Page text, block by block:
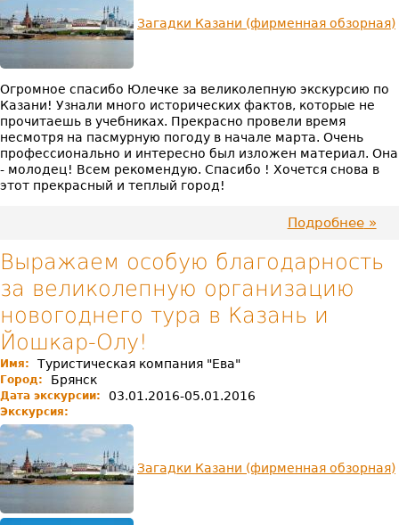
Загадки Казани (фирменная обзорная)
Огромное спасибо Юлечке за великолепную экскурсию по
Казани! Узнали много исторических фактов, которые не
прочитаешь в учебниках. Прекрасно провели время
несмотря на пасмурную погоду в начале марта. Очень
профессионально и интересно был изложен материал. Она
- молодец! Всем рекомендую. Спасибо ! Хочется снова в
этот прекрасный и теплый город!
Подробнеепро
был
Выражаем особую благодарность
за великолепную организацию
новогоднего тура в Казань и
Йошкар-Олу!
Имя: Туристическая компания "Ева"
Город: Брянск
Дата экскурсии: 03.01.2016-05.01.2016
Экскурсия:
Загадки Казани (фирменная обзорная)